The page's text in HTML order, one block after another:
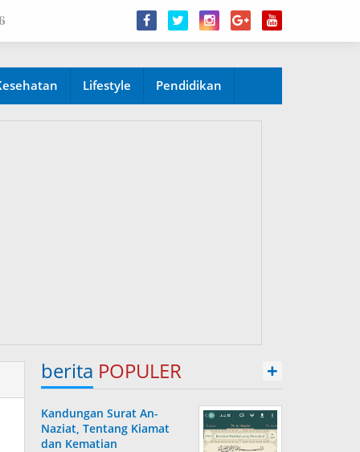
Lifestyle Pendidikan
berita POPULER +
Kandungan Surat An-
Naziat, Tentang Kiamat
dan Kematian